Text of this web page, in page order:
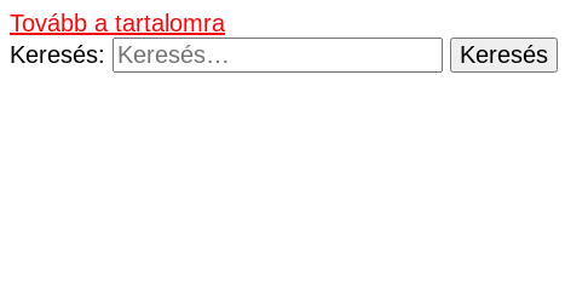
Tovább a tartalomra
Keresés: